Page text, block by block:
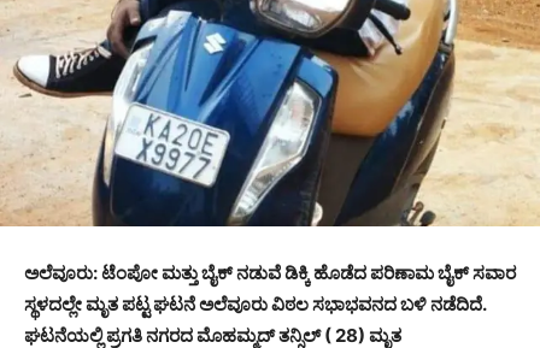
ಅಲೆವೂರು: ಟೆಂಪೋ ಮತ್ತು ಬೈಕ್ ನಡುವೆ ಡಿಕ್ಕಿ ಹೊಡೆದ ಪರಿಣಾಮ ಬೈಕ್ ಸವಾರ
ಸ್ಥಳದಲ್ಲೇ ಮೃತ ಪಟ್ಟ ಘಟನೆ ಅಲೆವೂರು ವಿಠಲ ಸಭಾಭವನದ ಬಳಿ ನಡೆದಿದೆ.
ಘಟನೆಯಲ್ಲಿ ಪ್ರಗತಿ ನಗರದ ಮೊಹಮ್ಮದ್ ತನ್ಸಿಲ್ ( 28) ಮೃತ